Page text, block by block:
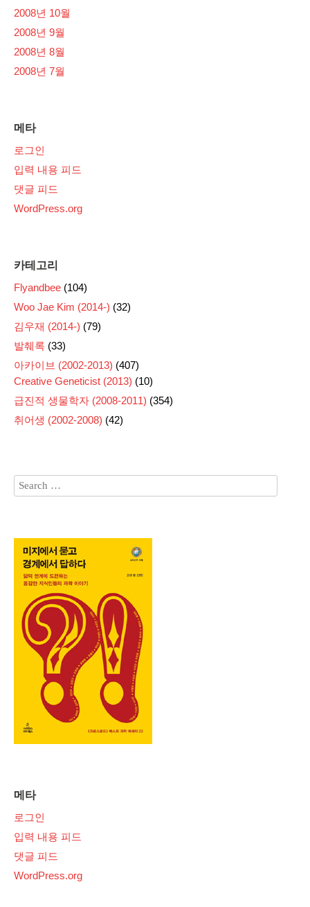
2008년 10월
2008년 9월
2008년 8월
2008년 7월
메타
로그인
입력 내용 피드
댓글 피드
WordPress.org
카테고리
Flyandbee (104)
Woo Jae Kim (2014-) (32)
김우재 (2014-) (79)
발췌록 (33)
아카이브 (2002-2013) (407)
Creative Geneticist (2013) (10)
급진적 생물학자 (2008-2011) (354)
취어생 (2002-2008) (42)
메타
로그인
입력 내용 피드
댓글 피드
WordPress.org